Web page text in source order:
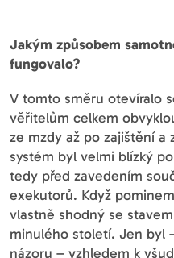
Jakým způsobem
fungovalo?
V tomto směru otevíralo
věřitelům celkem
ze mzdy až po zajištění a
systém byl velmi blízký
tedy před zavedením
exekutorů. Když
vlastně shodný se
minulého století. Jen byl
názoru – vzhledem k